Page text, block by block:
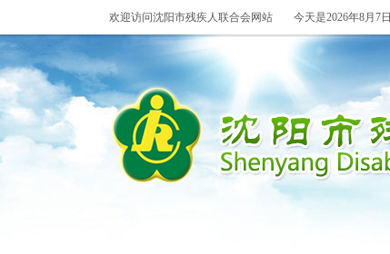
欢迎访问沈阳市残疾人联合会网站 今天是2026年8月7日